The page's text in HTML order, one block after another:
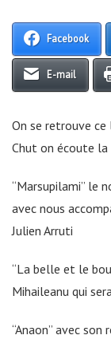
Facebook
E-mail
On se retrouve ce
Chut on écoute
“Marsupilami” le
avec nous
Julien Arruti
“La belle et le
Mihaileanu qui
“Anaon” avec